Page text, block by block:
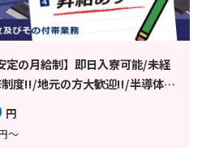
定の月給制】即日入寮可能/未経
度!!/地元の方大歓迎!!/半導体工
の組立、配線等の業務
円
～